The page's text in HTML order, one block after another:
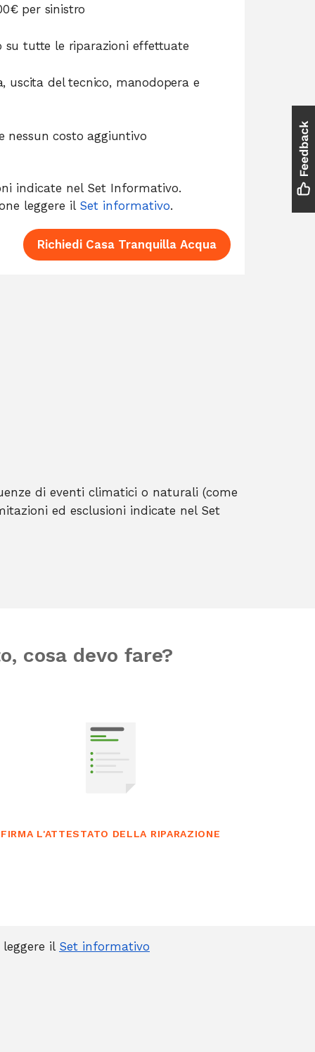
per sinistro
su tutte le riparazioni effettuate
uscita del tecnico, manodopera e
nessun costo aggiuntivo
indicate nel Set Informativo.
leggere il Set informativo.
Richiedi Casa Tranquilla Acqua
di eventi climatici o naturali (come
ed esclusioni indicate nel Set
cosa devo fare?
FIRMA L'ATTESTATO DELLA RIPARAZIONE
il Set informativo